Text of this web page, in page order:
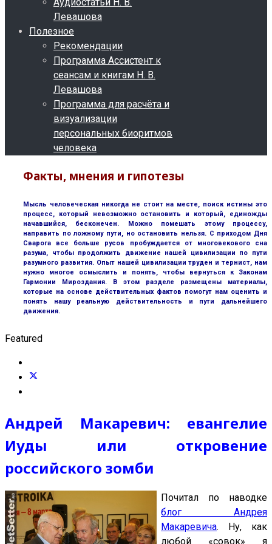
Левашова
Полезное
Рекомендации
Программа Ассистент к
сеансам и книгам Н. В.
Левашова
Программа для расчёта и
визуализации
персональных биоритмов
человека
Факты, мнения и гипотезы
Мысль человеческая никогда не стоит на месте, поиск истины это
процесс, который невозможно остановить и который, единожды
начавшийся, бесконечен. Можно помешать этому процессу,
направить по ложному пути, но остановить нельзя. С приходом Дня
Сварога все больше русов пробуждается от многовекового сна
разума, чтобы продолжить движение нашей цивилизации по пути
разумного развития. Опыт нашей цивилизации труден и тернист, нам
нужно многое осмыслить и понять, чтобы вернуться к Законам
Гармонии Мироздания. В этом разделе размещены материалы,
которые на основе действительных фактов помогут нам оценить и
понять нашу реальную действительность и пути дальнейшего
движения.
Featured
Андрей Макаревич: евангелие
Иуды или откровение
российского зомби
Почитал по наводке
блог Андрея
Макаревича. Ну, как
любой «совок» я